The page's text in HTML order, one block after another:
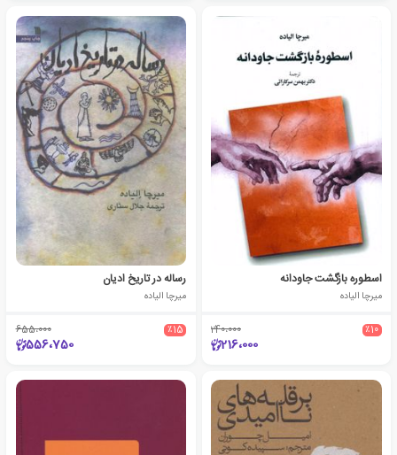
اسطوره بازگشت جاودانه
میرچا الیاده
٪10 240،000
216،000
رساله در تاریخ ادیان
میرچا الیاده
٪15 655،000
556،750